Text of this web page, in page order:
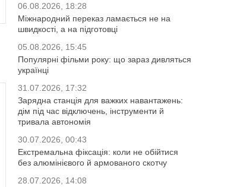
06.08.2026, 18:28
Міжнародний переказ ламається не на
швидкості, а на підготовці
05.08.2026, 15:45
Популярні фільми року: що зараз дивляться
українці
31.07.2026, 17:32
Зарядна станція для важких навантажень:
дім під час відключень, інструменти й
тривала автономія
30.07.2026, 00:43
Екстремальна фіксація: коли не обійтися
без алюмінієвого й армованого скотчу
28.07.2026, 14:08